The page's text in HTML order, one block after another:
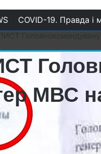
COVID-19. Правда і
МВС